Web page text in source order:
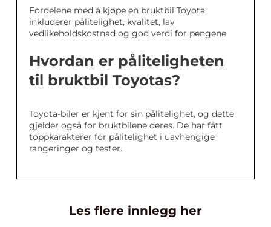
Fordelene med å kjøpe en bruktbil Toyota
inkluderer pålitelighet, kvalitet, lav
vedlikeholdskostnad og god verdi for pengene.
Hvordan er påliteligheten
til bruktbil Toyotas?
Toyota-biler er kjent for sin pålitelighet, og dette
gjelder også for bruktbilene deres. De har fått
toppkarakterer for pålitelighet i uavhengige
rangeringer og tester.
Les flere innlegg her